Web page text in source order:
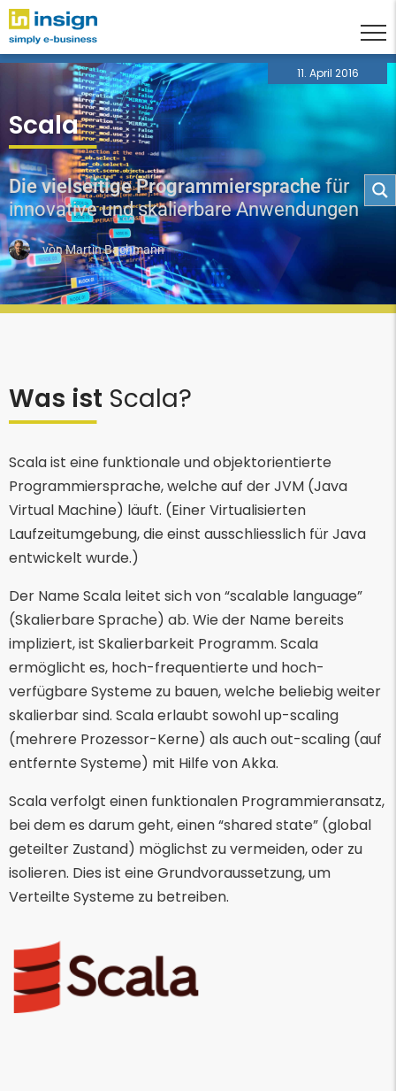
11. April 2016
Scala
Die vielseitige Programmiersprachefür
innovative und skalierbare Anwendungen
vonMartin Bachmann
Was ist Scala?
Scala ist eine funktionale und objektorientierte
Programmiersprache, welche auf der JVM (Java
Virtual Machine) läuft. (Einer Virtualisierten
Laufzeitumgebung, die einst ausschliesslich für Java
entwickelt wurde.)
Der Name Scala leitet sich von “scalable language”
(Skalierbare Sprache) ab. Wie der Name bereits
impliziert, ist Skalierbarkeit Programm. Scala
ermöglicht es, hoch-frequentierte und hoch-
verfügbare Systeme zu bauen, welche beliebig weiter
skalierbar sind. Scala erlaubt sowohl up-scaling
(mehrere Prozessor-Kerne) als auch out-scaling (auf
entfernte Systeme) mit Hilfe von Akka.
Scala verfolgt einen funktionalen Programmieransatz,
bei dem es darum geht, einen “shared state” (global
geteilter Zustand) möglichst zu vermeiden, oder zu
isolieren. Dies ist eine Grundvoraussetzung, um
Verteilte Systeme zu betreiben.